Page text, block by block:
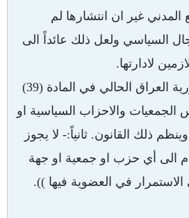
غير ان انتشارها لم
السياسي ولعل ذلك عائداً الى
لادارتها.
فقد اورد دستور جمهورية العراق الحالي في المادة (39)
الجمعيات والاحزاب السياسية او
ذلك القانون. ثانياً:- لا يجوز
الى أي حزب او جمعية او جهة
في العضوية فيها )).